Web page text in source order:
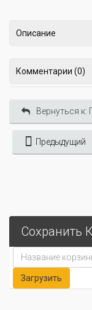
Описание
Комментарии (0)
Вернуться к:
Предыдущий
Сохранить